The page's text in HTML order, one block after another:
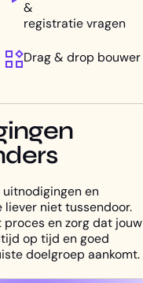
&
registratie vragen
Drag & drop bouwer
en
liever niet tussendoor.
en zorg dat jouw
op tijd en goed
doelgroep aankomt.